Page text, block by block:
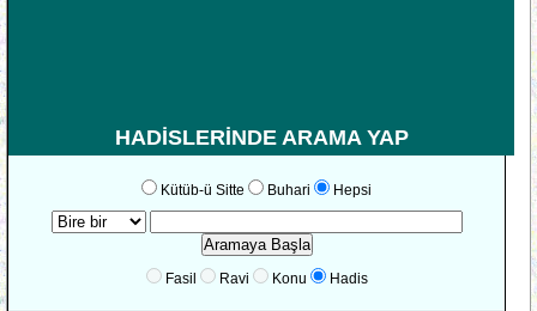
HADİSLERİNDE ARAMA YAP
Kütüb-ü Sitte Buhari Hepsi
Fasil Ravi Konu Hadis